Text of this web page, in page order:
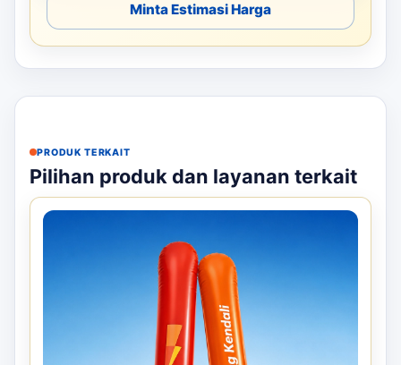
Minta Estimasi Harga
PRODUK TERKAIT
Pilihan produk dan layanan terkait